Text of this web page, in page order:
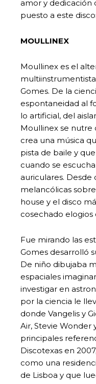
amor y dedicación
puesto a este
MOULLINEX
Moullinex es el
Gomes. De la
espontaneidad al
lo artificial, del
Moullinex se nutre
crea una música
pista de baile y
cuando se
auriculares.
melancólicas
house y el disco
cosechado
Fue mirando las
Gomes desarrolló
De niño dibujaba
espaciales
investigar en
por la ciencia le
donde Vangelis y
Air, Stevie Wonder
principales
Discotexas en
como una
de Lisboa y que